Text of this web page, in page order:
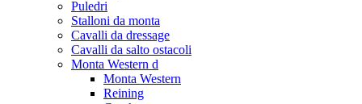
Puledri
Stalloni da monta
Cavalli da dressage
Cavalli da salto ostacoli
Monta Western d
Monta Western
Reining